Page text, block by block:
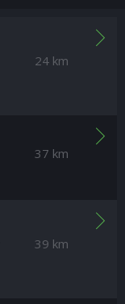
24 km
37 km
39 km